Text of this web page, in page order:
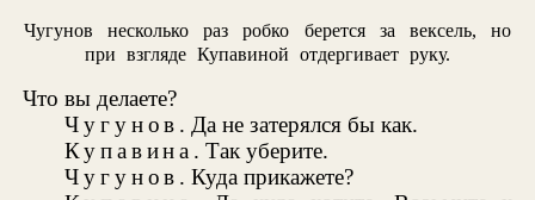
Чугунов несколько раз робко берется за вексель, но
при взгляде Купавиной отдергивает руку.
Что вы делаете?
Чугунов . Да не затерялся бы как.
Купавина . Так уберите.
Чугунов . Куда прикажете?